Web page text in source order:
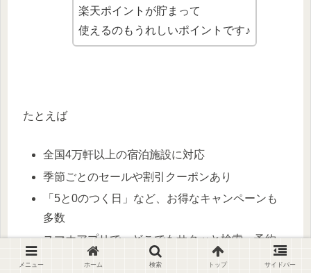
楽天ポイントが貯まって
使えるのもうれしいポイントです♪
たとえば
全国4万軒以上の宿泊施設に対応
季節ごとのセールや割引クーポンあり
「5と0のつく日」など、お得なキャンペーンも
多数
スマホアプリで、どこでもサクッと検索・予約
地図検索やお気に入り機能で、行きたい場所が
メニュー ホーム 検索 トップ サイドバー